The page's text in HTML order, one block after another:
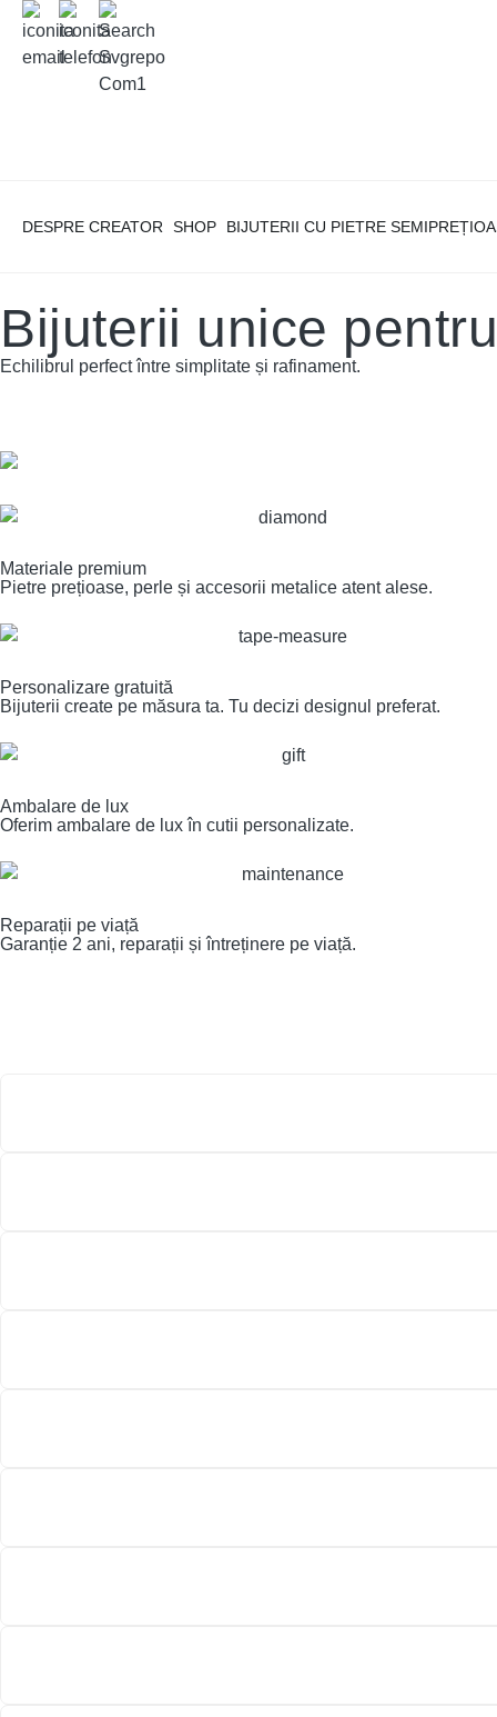
DESPRE CREATOR SHOP BIJUTERII CU PIETRE
Bijuterii unice
Echilibrul perfect între simplitate și rafinament.
Materiale premium
Pietre prețioase, perle și accesorii metalice atent alese.
Personalizare gratuită
Bijuterii create pe măsura ta. Tu decizi designul preferat.
Ambalare de lux
Oferim ambalare de lux în cutii personalizate.
Reparații pe viață
Garanție 2 ani, reparații și întreținere pe viață.